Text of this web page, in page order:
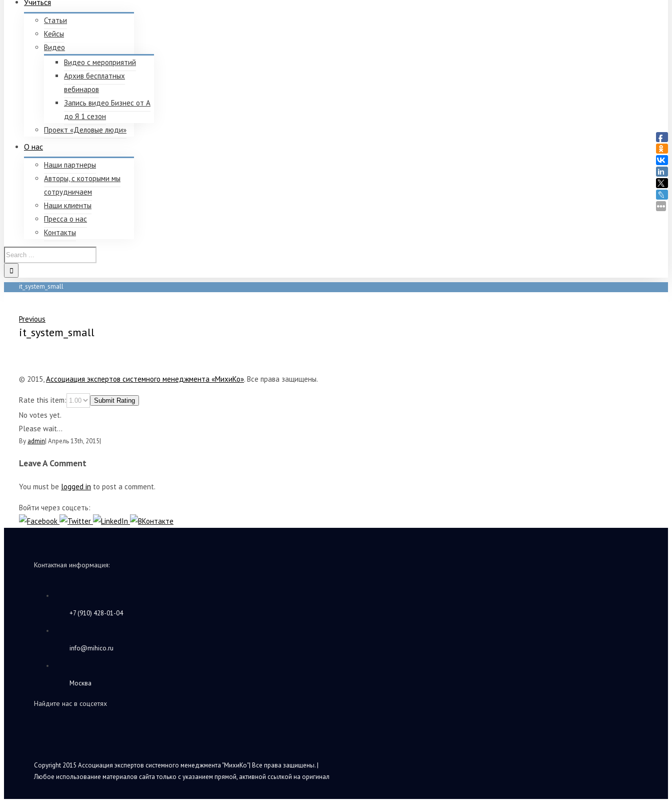
Учиться
Статьи
Кейсы
Видео
Видео с мероприятий
Архив бесплатных
вебинаров
Запись видео Бизнес от А
до Я 1 сезон
Проект «Деловые люди»
О нас
Наши партнеры
Авторы, с которыми мы
сотрудничаем
Наши клиенты
Пресса о нас
Контакты
it_system_small
Previous
it_system_small
© 2015,Ассоциация экспертов системного менеджмента «МихиКо». Все права защищены.
Rate this item: Submit Rating
No votes yet.
Please wait...
By admin| Апрель 13th, 2015|
Leave A Comment
You must be logged in to post a comment.
Войти через соцсеть:
Контактная информация:
+7 (910) 428-01-04
info@mihico.ru
Москва
Найдите нас в соцсетях
Copyright 2015 Ассоциация экспертов системного менеджмента "МихиКо"| Все права защищены. |
Любое использование материалов сайта только с указанием прямой, активной ссылкой на оригинал